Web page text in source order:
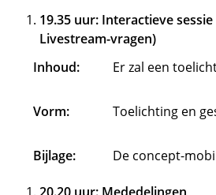
19.35 uur: Interactieve
Livestream-vragen)
Inhoud:
Er zal een
Vorm: Toelichting en
Bijlage: De concept-
20.20 uur: Mededelingen